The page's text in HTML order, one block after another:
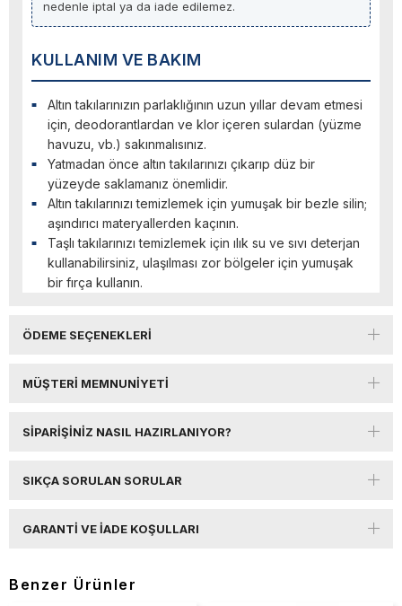
nedenle iptal ya da iade edilemez.
KULLANIM VE BAKIM
Altın takılarınızın parlaklığının uzun yıllar devam etmesi
için, deodorantlardan ve klor içeren sulardan (yüzme
havuzu, vb.) sakınmalısınız.
Yatmadan önce altın takılarınızı çıkarıp düz bir
yüzeyde saklamanız önemlidir.
Altın takılarınızı temizlemek için yumuşak bir bezle silin;
aşındırıcı materyallerden kaçının.
Taşlı takılarınızı temizlemek için ılık su ve sıvı deterjan
kullanabilirsiniz, ulaşılması zor bölgeler için yumuşak
bir fırça kullanın.
ÖDEME SEÇENEKLERI
MÜŞTERI MEMNUNIYETI
SIPARIŞINIZ NASIL HAZIRLANIYOR?
SIKÇA SORULAN SORULAR
GARANTI VE İADE KOŞULLARI
Benzer Ürünler